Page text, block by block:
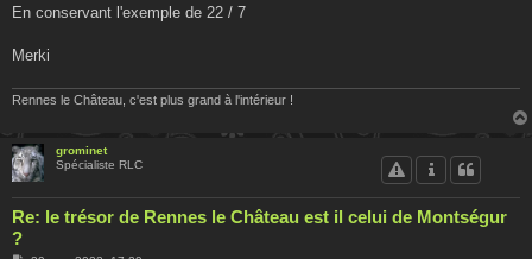
En conservant l'exemple de 22 / 7
Merki
Rennes le Château, c'est plus grand à l'intérieur !
grominet
Spécialiste RLC
Re: le trésor de Rennes le Château est il celui de Montségur
?